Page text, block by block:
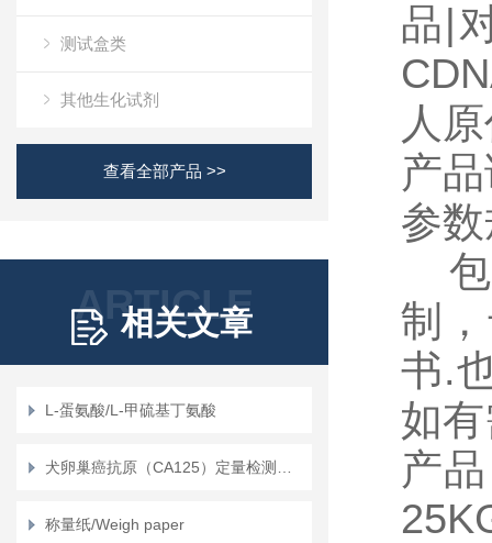
测试盒类
其他生化试剂
查看全部产品 >>
ARTICLE
相关文章
L-蛋氨酸/L-甲硫基丁氨酸
称量纸/Weigh paper
品|
人
产
参
包
制
书.
如
产